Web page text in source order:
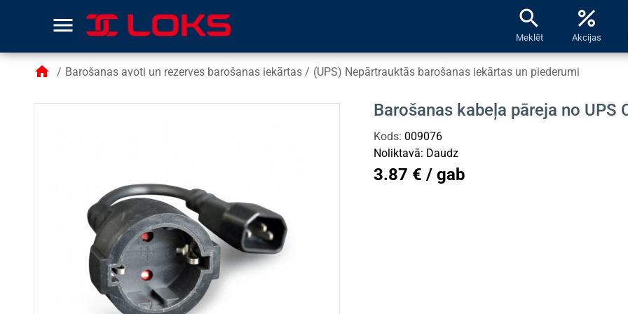
menu search
Meklēt
percent
Akcijas
home / Barošanas avoti un rezerves barošanas iekārtas / (UPS) Nepārtrauktās barošanas iekārtas un piederumi
Barošanas kabeļa pāreja no UPS
Kods: 009076
Noliktavā: Daudz
3.87 € / gab